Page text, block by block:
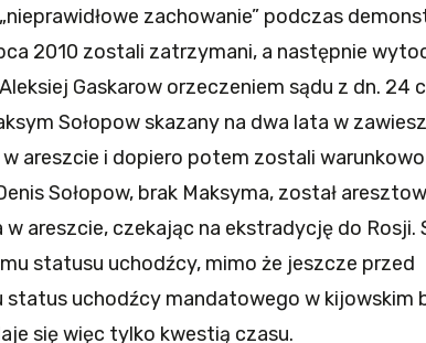
zachowanie” podczas
2010 zostali zatrzymani, a następnie
Gaskarow orzeczeniem sądu z dn. 24
Sołopow skazany na dwa lata w
areszcie i dopiero potem zostali warunkowo
Sołopow, brak Maksyma, został
areszcie, czekając na ekstradycję do Rosji.
statusu uchodźcy, mimo że jeszcze przed
uchodźcy mandatowego w kijowskim
się więc tylko kwestią czasu.